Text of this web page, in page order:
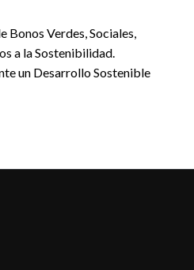
Bonos Verdes, Sociales,
a la Sostenibilidad.
un Desarrollo Sostenible